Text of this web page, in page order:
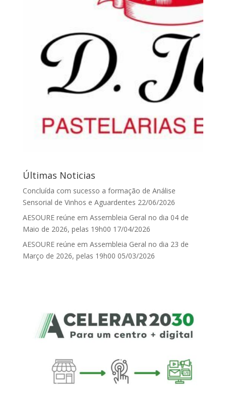
Últimas Noticias
Concluída com sucesso a formação de Análise
Sensorial de Vinhos e Aguardentes 22/06/2026
AESOURE reúne em Assembleia Geral no dia 04 de
Maio de 2026, pelas 19h00 17/04/2026
AESOURE reúne em Assembleia Geral no dia 23 de
Março de 2026, pelas 19h00 05/03/2026